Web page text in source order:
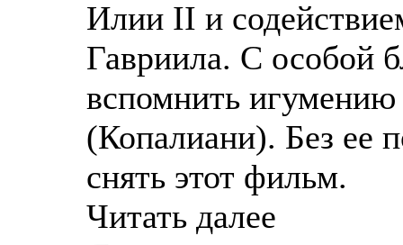
Илии II и
Гавриила. С особой
вспомнить
(Копалиани). Без ее
снять этот фильм.
Читать далее